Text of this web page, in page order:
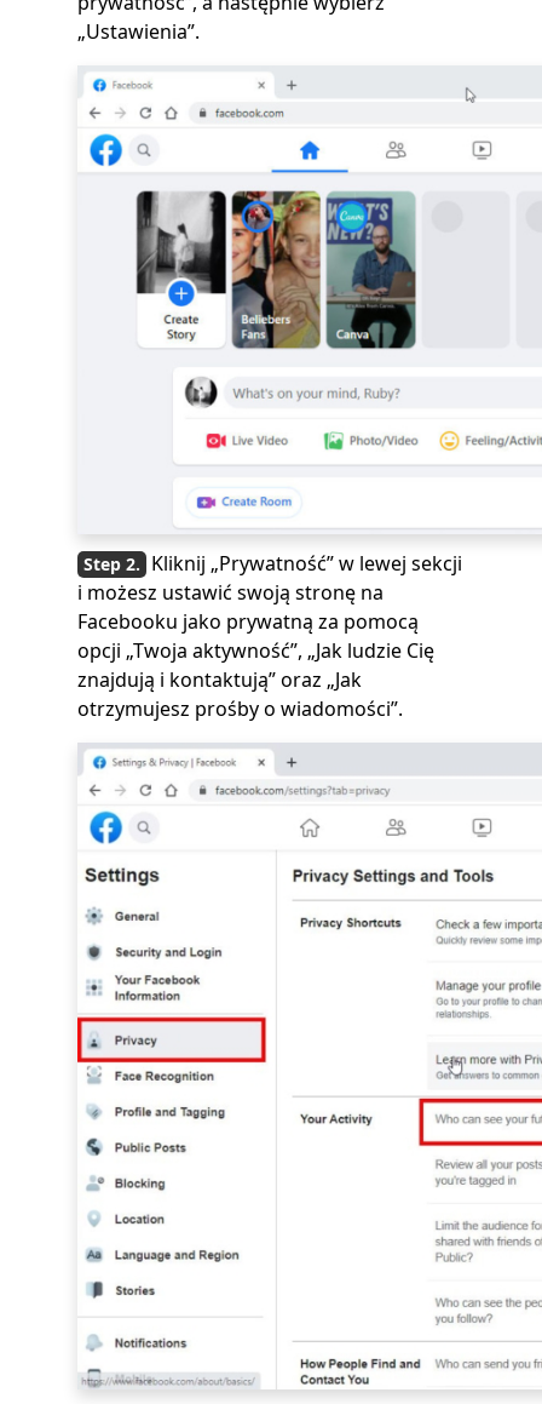
„Ustawienia”.
Kliknij „Prywatność” w lewej sekcji
i możesz ustawić swoją stronę na
Facebooku jako prywatną za pomocą
opcji „Twoja aktywność”, „Jak ludzie Cię
znajdują i kontaktują” oraz „Jak
otrzymujesz prośby o wiadomości”.